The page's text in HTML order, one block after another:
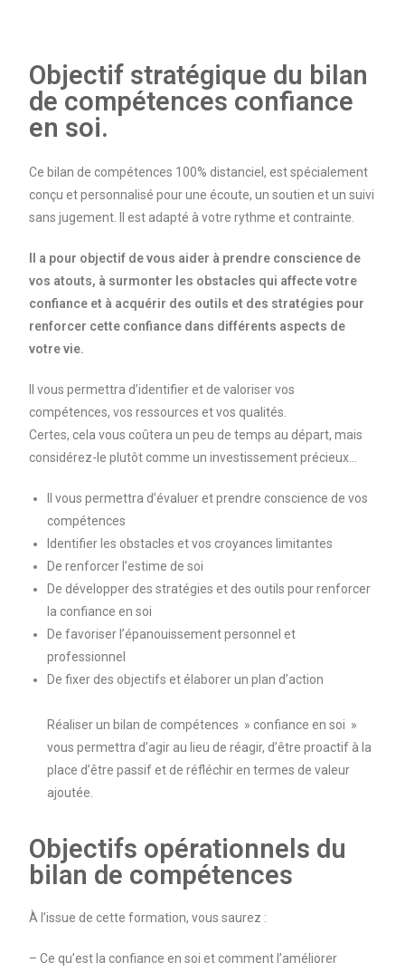
Objectif stratégique du bilan
de compétences confiance
en soi.
Ce bilan de compétences 100% distanciel, est spécialement
conçu et personnalisé pour une écoute, un soutien et un suivi
sans jugement. Il est adapté à votre rythme et contrainte.
Il a pour objectif de vous aider à prendre conscience de
vos atouts, à surmonter les obstacles qui affecte votre
confiance et à acquérir des outils et des stratégies pour
renforcer cette confiance dans différents aspects de
votre vie.
Il vous permettra d’identifier et de valoriser vos
compétences, vos ressources et vos qualités.
Certes, cela vous coûtera un peu de temps au départ, mais
considérez-le plutôt comme un investissement précieux…
Il vous permettra d’évaluer et prendre conscience de vos
compétences
Identifier les obstacles et vos croyances limitantes
De renforcer l’estime de soi
De développer des stratégies et des outils pour renforcer
la confiance en soi
De favoriser l’épanouissement personnel et
professionnel
De fixer des objectifs et élaborer un plan d’action
Réaliser un bilan de compétences » confiance en soi »
vous permettra d’agir au lieu de réagir, d’être proactif à la
place d’être passif et de réfléchir en termes de valeur
ajoutée.
Objectifs opérationnels du
bilan de compétences
À l’issue de cette formation, vous saurez :
– Ce qu’est la confiance en soi et comment l’améliorer